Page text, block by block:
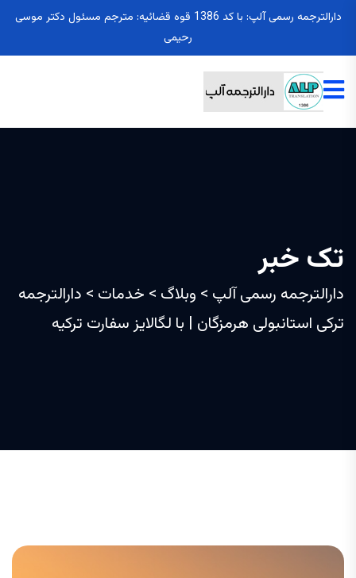
دارالترجمه رسمی آلپ: با کد 1386 قوه قضائیه: مترجم مسئول دکتر موسی
رحیمی
تک خبر
دارالترجمه رسمی آلپ > وبلاگ > خدمات > دارالترجمه
ترکی استانبولی هرمزگان | با لگالایز سفارت ترکیه